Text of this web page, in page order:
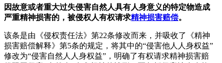
因故意或者重大过失侵害自然人具有人身意义的特定物造成
严重精神损害的，被侵权人有权请求精神损害赔偿。
该条是由《侵权责任法》第22条修改而来，并吸收了《精神
损害赔偿解释》第5条的规定，将其中的“侵害他人人身权益”
修改为“侵害自然人人身权益”，明确了有权请求精神损害赔